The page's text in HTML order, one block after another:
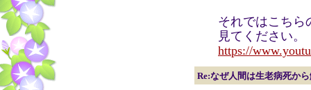
それではこちら
見てください。
https://
Re:なぜ人間は生老病死か